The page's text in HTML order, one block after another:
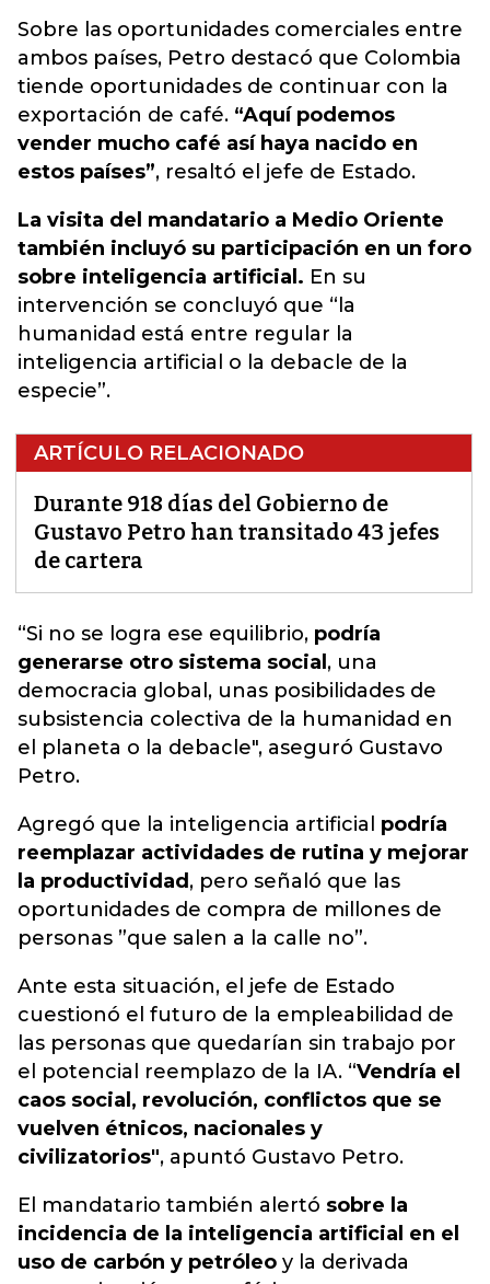
Sobre las oportunidades comerciales entre
ambos países, Petro destacó que Colombia
tiende oportunidades de continuar con la
exportación de café. “Aquí podemos
vender mucho café así haya nacido en
estos países”, resaltó el jefe de Estado.
La visita del mandatario a Medio Oriente
también incluyó su participación en un foro
sobre inteligencia artificial. En su
intervención se concluyó que “la
humanidad está entre regular la
inteligencia artificial o la debacle de la
especie”.
ARTÍCULO RELACIONADO
Durante 918 días del Gobierno de
Gustavo Petro han transitado 43 jefes
de cartera
“Si no se logra ese equilibrio, podría
generarse otro sistema social , una
democracia global, unas posibilidades de
subsistencia colectiva de la humanidad en
el planeta o la debacle", aseguró Gustavo
Petro.
Agregó que la inteligencia artificial podría
reemplazar actividades de rutina y mejorar
la productividad , pero señaló que las
oportunidades de compra de millones de
personas ”que salen a la calle no”.
Ante esta situación, el jefe de Estado
cuestionó el futuro de la empleabilidad de
las personas que quedarían sin trabajo por
el potencial reemplazo de la IA. “Vendría el
caos social, revolución, conflictos que se
vuelven étnicos, nacionales y
civilizatorios", apuntó Gustavo Petro.
El mandatario también alertó sobre la
incidencia de la inteligencia artificial en el
uso de carbón y petróleo y la derivada